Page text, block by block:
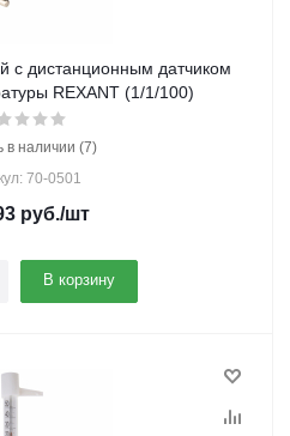
с дистанционным датчиком
REXANT (1/1/100)
в наличии (7)
70-0501
руб./шт
В корзину